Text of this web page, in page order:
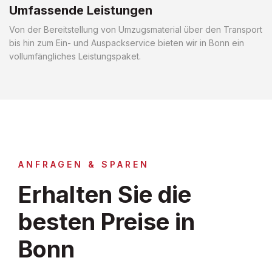
Umfassende Leistungen
Von der Bereitstellung von Umzugsmaterial über den Transport
bis hin zum Ein- und Auspackservice bieten wir in Bonn ein
vollumfängliches Leistungspaket.
ANFRAGEN & SPAREN
Erhalten Sie die
besten Preise in
Bonn